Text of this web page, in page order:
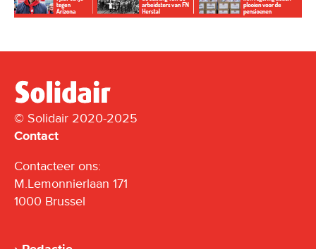
© Solidair 2020-2025
Contact
Contacteer ons:
M.Lemonnierlaan 171
1000 Brussel